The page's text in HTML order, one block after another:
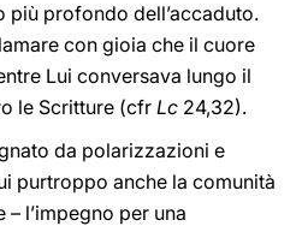
più profondo dell’accaduto.
con gioia che il cuore
Lui conversava lungo il
le Scritture (cfr Lc 24,32).
da polarizzazioni e
purtroppo anche la comunità
l’impegno per una